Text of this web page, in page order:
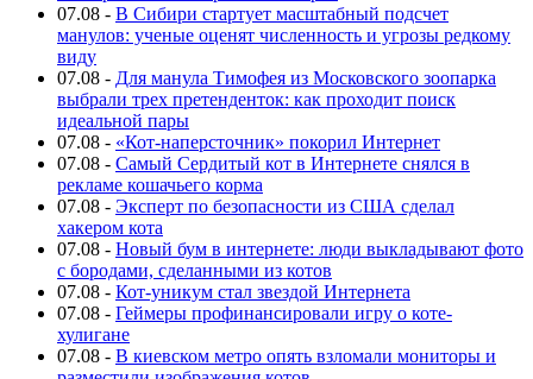
07.08 - В Сибири стартует масштабный подсчет
манулов: ученые оценят численность и угрозы редкому
виду
07.08 - Для манула Тимофея из Московского зоопарка
выбрали трех претенденток: как проходит поиск
идеальной пары
07.08 - «Кот-наперсточник» покорил Интернет
07.08 - Самый Сердитый кот в Интернете снялся в
рекламе кошачьего корма
07.08 - Эксперт по безопасности из США сделал
хакером кота
07.08 - Новый бум в интернете: люди выкладывают фото
с бородами, сделанными из котов
07.08 - Кот-уникум стал звездой Интернета
07.08 - Геймеры профинансировали игру о коте-
хулигане
07.08 - В киевском метро опять взломали мониторы и